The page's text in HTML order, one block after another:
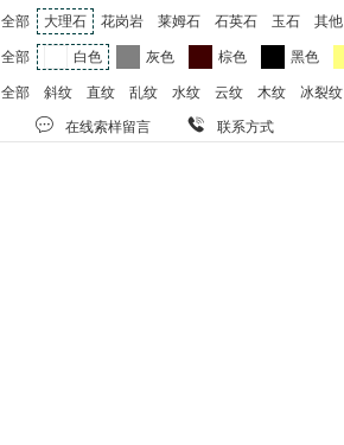
全部 大理石 花岗岩 莱姆石 石英石 玉石 其他
全部 白色 灰色 棕色 黑色
全部 斜纹 直纹 乱纹 水纹 云纹 木纹 冰裂纹
 在线索样留言  联系方式